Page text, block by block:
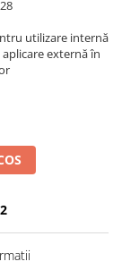
utilizare internă
externă în